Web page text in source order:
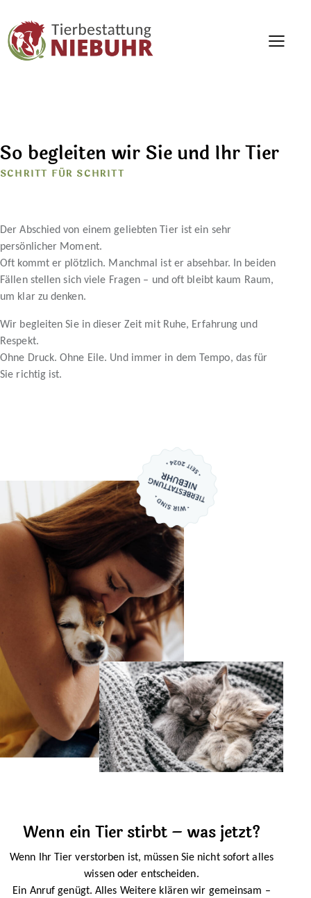
So begleiten wir Sie und Ihr Tier
SCHRITT FÜR SCHRITT
Der Abschied von einem geliebten Tier ist ein sehr
persönlicher Moment.
Oft kommt er plötzlich. Manchmal ist er absehbar. In beiden
Fällen stellen sich viele Fragen – und oft bleibt kaum Raum,
um klar zu denken.
Wir begleiten Sie in dieser Zeit mit Ruhe, Erfahrung und
Respekt.
Ohne Druck. Ohne Eile. Und immer in dem Tempo, das für
Sie richtig ist.
Wenn ein Tier stirbt – was jetzt?
Wenn Ihr Tier verstorben ist, müssen Sie nicht sofort alles
wissen oder entscheiden.
Ein Anruf genügt. Alles Weitere klären wir gemeinsam –